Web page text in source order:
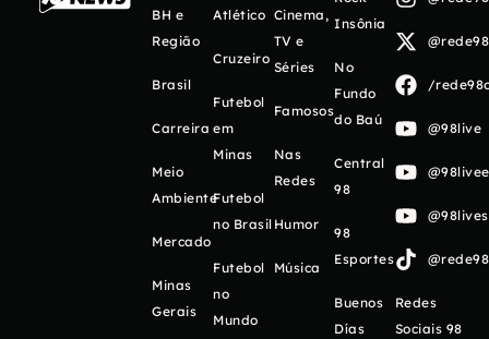
BH e
Região
Brasil
Carreira
Meio
Ambiente
Mercado
Minas
Gerais
Atlético
Cruzeiro
Futebol
em
Minas
Futebol
no Brasil
Futebol
no
Mundo
Cinema,
TV e
Séries
Famosos
Nas
Redes
Humor
Música
Insônia
No
Fundo
do Baú
Central
98
98
Esportes
Buenos
Días
/
@98live
Redes
Sociais 98